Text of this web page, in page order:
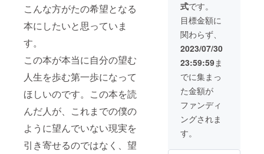
こんな方がたの希望となる
本にしたいと思っていま
す。
この本が本当に自分の望む
人生を歩む第一歩になって
ほしいのです。この本を読
んだ人が、これまでの僕の
ように望んでいない現実を
引き寄せるのではなく、望
しま
す。 ※
リアル
の場合
は、開
催場所
をご用
意くだ
さい。
にて調
整いた
しま
す。 ※
リアル
での場
合は、
交通
費・飲
食代は
別途頂
戴いた
しま
の場合
自分が
好きな
こと、
嫌いな
ことを
書き出
します
・自分
が大切
にして
いる要
素を抜
き出し
いを通
向き合
うこと
により
見つ
け、自
分の使
命を作
りま
す。 以
下の観
点で
ワーク
を行い
までの
・場
所：
zoomま
たは東
京近郊
・期
限：
2023年
8月～
2024年
7月 ・
内容：
思考が
組みを
①「人
生の目
的を知
るワー
ク」
②「理
想の人
生を創
造する
思考を
身につ
ける
ワー
標達成
式です。
目標金額に
関わらず、
2023/07/30
23:59:59ま
でに集まっ
た金額が
ファンディ
ングされま
す。